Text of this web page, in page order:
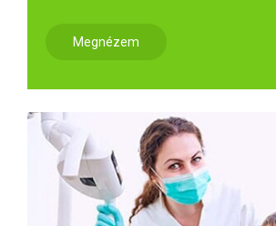
Megnézem